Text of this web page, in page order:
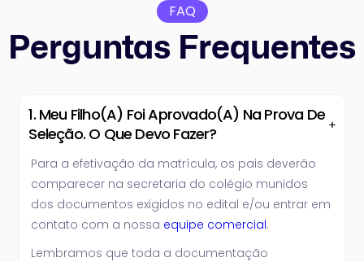
FAQ
Perguntas Frequentes
1. Meu Filho(a) Foi Aprovado(a) Na Prova De
Seleção. O Que Devo Fazer?
Para a efetivação da matrícula, os pais deverão
comparecer na secretaria do colégio munidos
dos documentos exigidos no edital e/ou entrar em
contato com a nossa equipe comercial.
Lembramos que toda a documentação